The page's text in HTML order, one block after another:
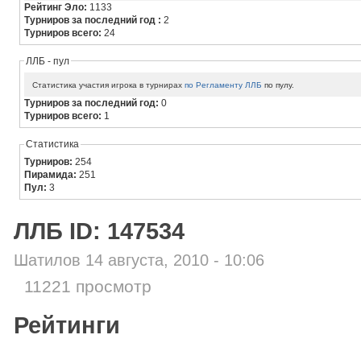
Рейтинг Эло: 1133
Турниров за последний год :2
Турниров всего:24
ЛЛБ - пул
Статистика участия игрока в турнирахпо Регламенту ЛЛБ по пулу.
Турниров за последний год:0
Турниров всего: 1
Статистика
Турниров:254
Пирамида:251
Пул:3
ЛЛБ ID: 147534
Шатилов 14 августа, 2010 - 10:06
11221 просмотр
Рейтинги